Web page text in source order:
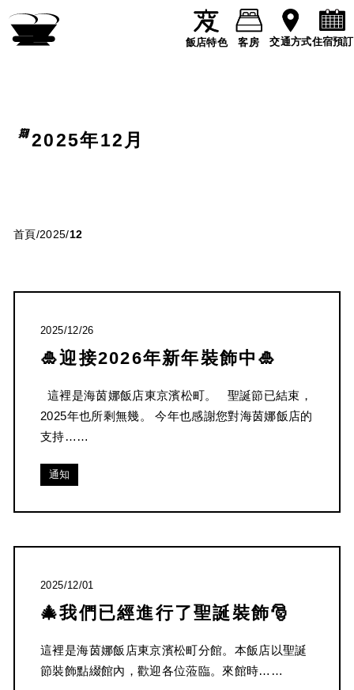
飯店特色 客房 交通方式住宿預訂
2025年12月
首頁/2025/12
2025/12/26
🎍迎接2026年新年裝飾中🎍
這裡是海茵娜飯店東京濱松町。 聖誕節已結束，
2025年也所剩無幾。 今年也感謝您對海茵娜飯店的
支持……
通知
2025/12/01
🎄我們已經進行了聖誕裝飾🎅
這裡是海茵娜飯店東京濱松町分館。本飯店以聖誕
節裝飾點綴館內，歡迎各位蒞臨。來館時……